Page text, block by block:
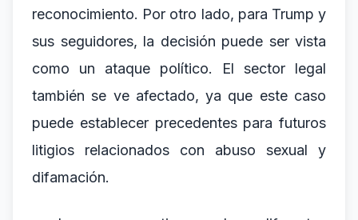
reconocimiento. Por otro lado, para Trump y
sus seguidores, la decisión puede ser vista
como un ataque político. El sector legal
también se ve afectado, ya que este caso
puede establecer precedentes para futuros
litigios relacionados con abuso sexual y
difamación.